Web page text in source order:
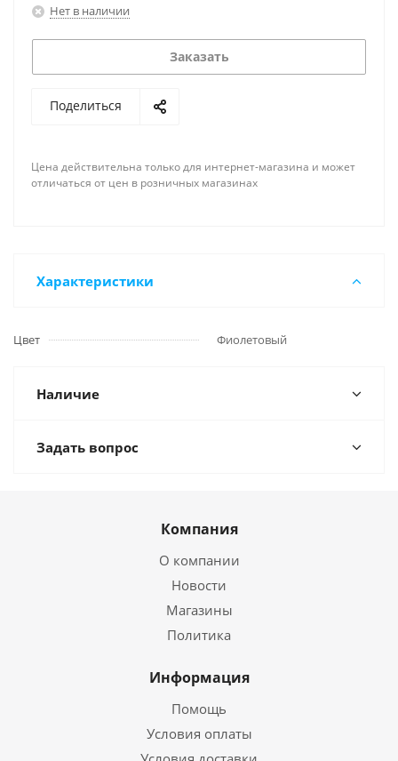
Нет в наличии
Заказать
Поделиться
Цена действительна только для интернет-магазина и может
отличаться от цен в розничных магазинах
Характеристики
Цвет Фиолетовый
Наличие
Задать вопрос
Компания
О компании
Новости
Магазины
Политика
Информация
Помощь
Условия оплаты